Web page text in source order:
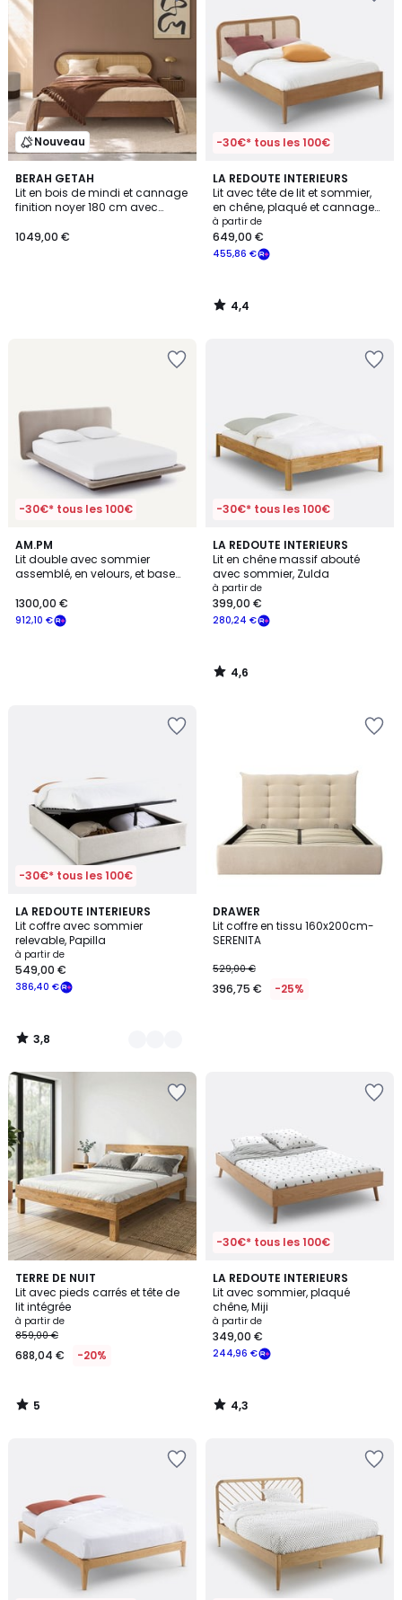
Nouveau
BERAH GETAH
Lit en bois de mindi et cannage
finition noyer 180 cm avec
1049,00 €
-30€* tous les 100€
LA REDOUTE INTERIEURS
Lit avec tête de lit et sommier,
en chêne, plaqué et cannage
de rotin, MADARA
à partir de
455,86 €
649,00 €
4,4
/ 5
4,4
/
-30€* tous les 100€
AM.PM
Lit double avec sommier
assemblé, en velours, et base
912,10 €
1300,00 €
-30€* tous les 100€
LA REDOUTE INTERIEURS
Lit en chêne massif abouté
avec sommier, Zulda
à partir de
280,24 €
399,00 €
4,6
/ 5
4,6
/
-30€* tous les 100€
LA REDOUTE INTERIEURS
Lit coffre avec sommier
relevable, Papilla
à partir de
386,40 €
549,00 €
3,8
/ 5
2
Couleurs
3,8
/
DRAWER
Lit coffre en tissu 160x200cm-
SERENITA
529,00 €
396,75 € -25%
TERRE DE NUIT
Lit avec pieds carrés et tête de
lit intégrée
à partir de
859,00 €
688,04 € -20%
5
/
5
5
/
-30€* tous les 100€
LA REDOUTE INTERIEURS
Lit avec sommier, plaqué
chêne, Miji
à partir de
244,96 €
349,00 €
4,3
/ 5
4,3
/